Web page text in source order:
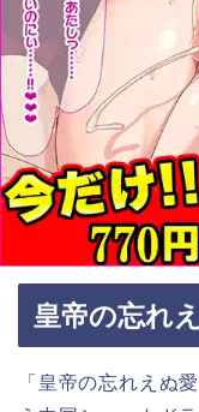
皇帝の忘れ
「皇帝の忘れえぬ